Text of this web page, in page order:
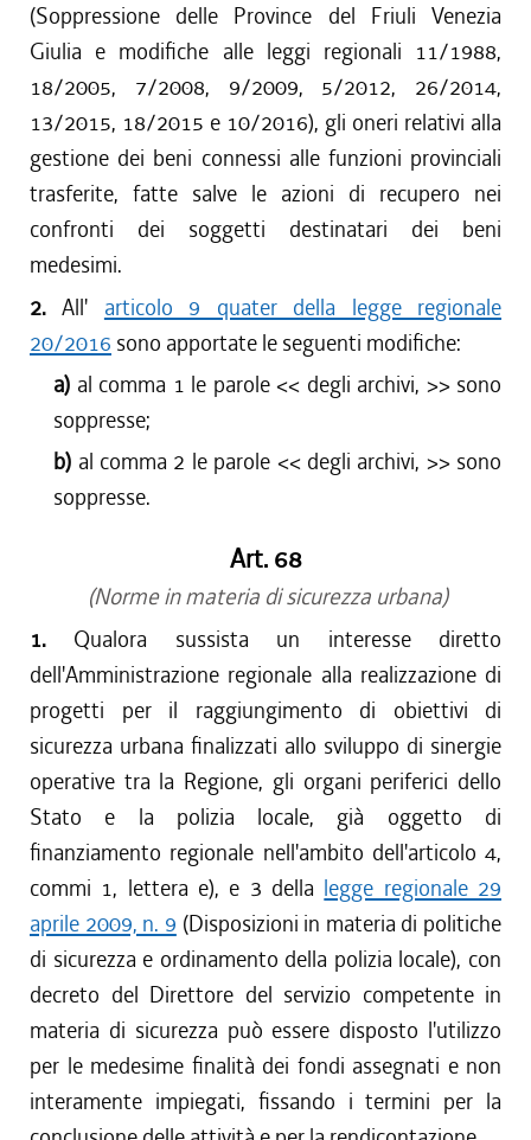
(Soppressione delle Province del Friuli Venezia
Giulia e modifiche alle leggi regionali 11/1988,
18/2005, 7/2008, 9/2009, 5/2012, 26/2014,
13/2015, 18/2015 e 10/2016), gli oneri relativi alla
gestione dei beni connessi alle funzioni provinciali
trasferite, fatte salve le azioni di recupero nei
confronti dei soggetti destinatari dei beni
medesimi.
2.All' articolo 9 quater della legge regionale
20/2016 sono apportate le seguenti modifiche:
a) al comma 1 le parole << degli archivi, >> sono
soppresse;
b) al comma 2 le parole << degli archivi, >> sono
soppresse.
Art. 68
(Norme in materia di sicurezza urbana)
1. Qualora sussista un interesse diretto
dell'Amministrazione regionale alla realizzazione di
progetti per il raggiungimento di obiettivi di
sicurezza urbana finalizzati allo sviluppo di sinergie
operative tra la Regione, gli organi periferici dello
Stato e la polizia locale, già oggetto di
finanziamento regionale nell'ambito dell'articolo 4,
commi 1, lettera e), e 3 della legge regionale 29
aprile 2009, n. 9 (Disposizioni in materia di politiche
di sicurezza e ordinamento della polizia locale), con
decreto del Direttore del servizio competente in
materia di sicurezza può essere disposto l'utilizzo
per le medesime finalità dei fondi assegnati e non
interamente impiegati, fissando i termini per la